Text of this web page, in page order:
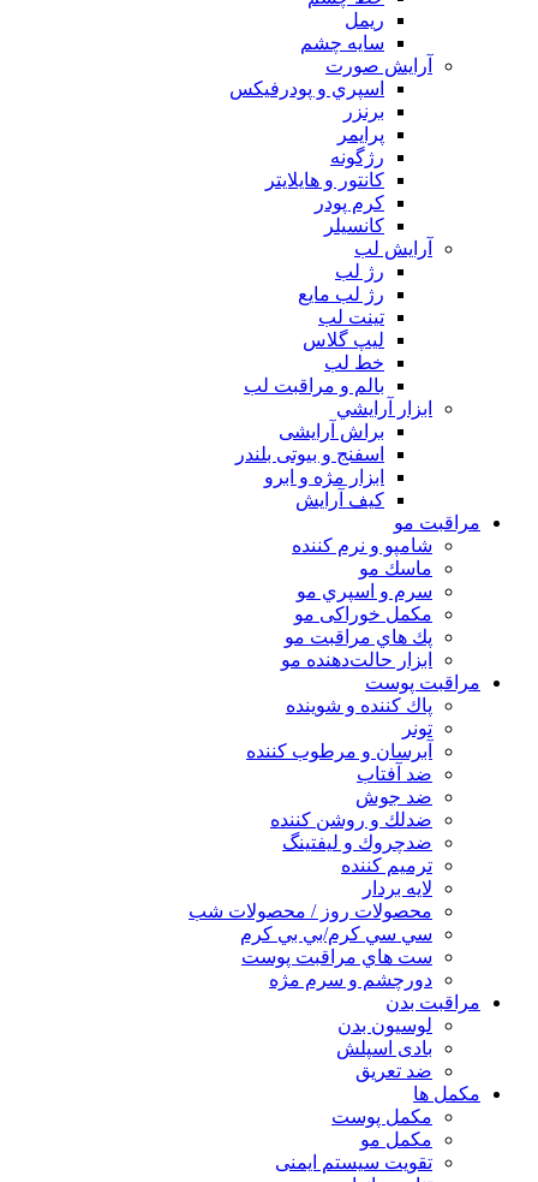
ريمل
سايه چشم
آرايش صورت
اسپري و پودرفيكس
برنزر
پرايمر
رژگونه
كانتور و هايلايتر
كرم پودر
كانسيلر
آرايش لب
رژ لب
رژ لب مایع
تینت لب
لیپ گلاس
خط لب
بالم و مراقبت لب
ابزار آرايشي
براش آرایشی
اسفنج و بیوتی بلندر
ابزار مژه و ابرو
کیف آرایش
مراقبت مو
شامپو و نرم كننده
ماسك مو
سرم و اسپري مو
مكمل خوراكی مو
پك هاي مراقبت مو
ابزار حالت‌دهنده مو
مراقبت پوست
پاك كننده و شوينده
تونر
آبرسان و مرطوب كننده
ضد آفتاب
ضد جوش
ضدلك و روشن كننده
ضدچروك و ليفتينگ
ترميم كننده
لايه بردار
محصولات روز / محصولات شب
سي سي كرم/بي بي كرم
ست هاي مراقبت پوست
دورچشم و سرم مژه
مراقبت بدن
لوسیون بدن
بادی اسپلش
ضد تعریق
مكمل ها
مکمل پوست
مکمل مو
تقویت سیستم ایمنی